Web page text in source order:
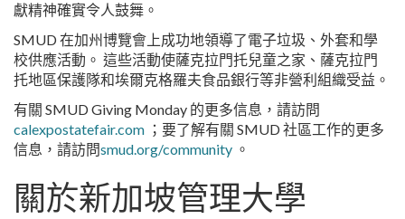
獻精神確實令人鼓舞。
SMUD 在加州博覽會上成功地領導了電子垃圾、外套和學
校供應活動。 這些活動使薩克拉門托兒童之家、薩克拉門
托地區保護隊和埃爾克格羅夫食品銀行等非營利組織受益。
有關 SMUD Giving Monday 的更多信息，請訪問
calexpostatefair.com ；要了解有關 SMUD 社區工作的更多
信息，請訪問smud.org/community 。
關於新加坡管理大學